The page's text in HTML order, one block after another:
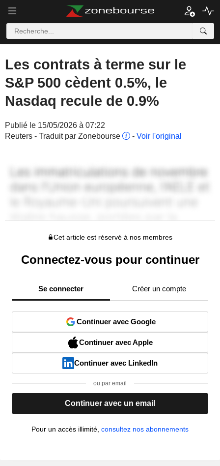
Les contrats à terme sur le
S&P 500 cèdent 0.5%, le
Nasdaq recule de 0.9%
Publié le 15/05/2026 à 07:22
Reuters - Traduit par Zonebourse
- Voir l'original
Cet article est réservé à nos membres
Connectez-vous pour continuer
Se connecter Créer un compte
Continuer avec Google
Continuer avec Apple
Continuer avec LinkedIn
ou par email
Continuer avec un email
Pour un accès illimité, consultez nos abonnements